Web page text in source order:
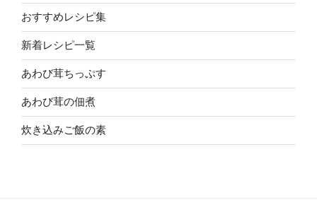
おすすめレシピ集
新着レシピ一覧
あわび茸ちっぷす
あわび茸の佃煮
炊き込みご飯の素